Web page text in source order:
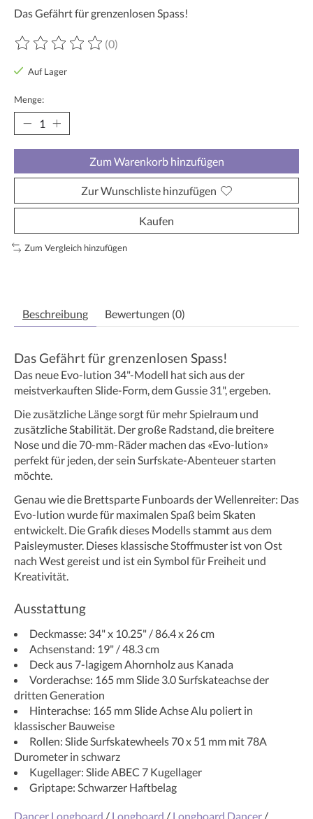
Das Gefährt für grenzenlosen Spass!
Die Bewertung dieses Produkts ist
(0)
Auf Lager
Menge:
Zum Warenkorb hinzufügen
Zur Wunschliste hinzufügen
Kaufen
Zum Vergleich hinzufügen
Beschreibung Bewertungen (0)
Das Gefährt für grenzenlosen Spass!
Das neue Evo-lution 34"-Modell hat sich aus der
meistverkauften Slide-Form, dem Gussie 31", ergeben.
Die zusätzliche Länge sorgt für mehr Spielraum und
zusätzliche Stabilität. Der große Radstand, die breitere
Nose und die 70-mm-Räder machen das «Evo-lution»
perfekt für jeden, der sein Surfskate-Abenteuer starten
möchte.
Genau wie die Brettsparte Funboards der Wellenreiter: Das
Evo-lution wurde für maximalen Spaß beim Skaten
entwickelt. Die Grafik dieses Modells stammt aus dem
Paisleymuster. Dieses klassische Stoffmuster ist von Ost
nach West gereist und ist ein Symbol für Freiheit und
Kreativität.
Ausstattung
Deckmasse: 34" x 10.25" / 86.4 x 26 cm
Achsenstand: 19" / 48.3 cm
Deck aus 7-lagigem Ahornholz aus Kanada
Vorderachse: 165 mm Slide 3.0 Surfskateachse der
dritten Generation
Hinterachse: 165 mm Slide Achse Alu poliert in
klassischer Bauweise
Rollen: Slide Surfskatewheels 70 x 51 mm mit 78A
Durometer in schwarz
Kugellager: Slide ABEC 7 Kugellager
Griptape: Schwarzer Haftbelag
Dancer Longboard / Longboard / Longboard Dancer /